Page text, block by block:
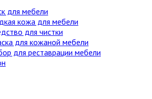
для мебели
кожа для мебели
для чистки
для кожаной мебели
для реставрации мебели